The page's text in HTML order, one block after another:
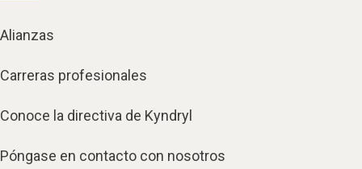
Alianzas
Carreras profesionales
Conoce la directiva de Kyndryl
Póngase en contacto con nosotros